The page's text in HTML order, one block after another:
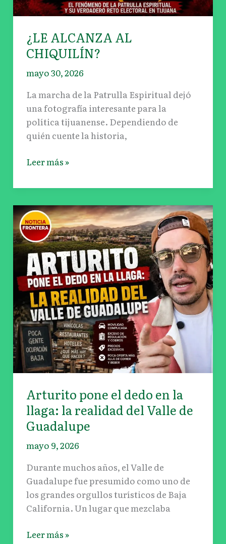
¿LE ALCANZA AL
CHIQUILÍN?
mayo 30, 2026
La marcha de la Patrulla Espiritual dejó
una fotografía interesante para la
política tijuanense. Dependiendo de
quién cuente la historia,
Leer más »
Arturito pone el dedo en la
llaga: la realidad del Valle de
Guadalupe
mayo 9, 2026
Durante muchos años, el Valle de
Guadalupe fue presumido como uno de
los grandes orgullos turísticos de Baja
California. Un lugar que mezclaba
Arturito pone
el
dedo
en
la
llaga:
la
realidad
del Valle
de
Guadalupe
Leer más »